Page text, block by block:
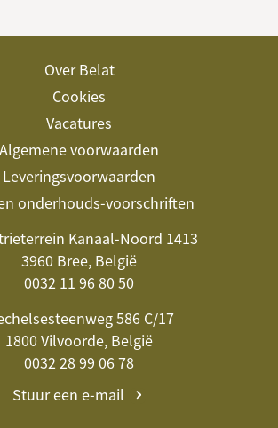
Over Belat
Cookies
Vacatures
Algemene voorwaarden
Leveringsvoorwaarden
onderhouds-voorschriften
Kanaal-Noord 1413
3960 Bree, België
0032 11 96 80 50
586 C/17
1800 Vilvoorde, België
0032 28 99 06 78
Stuur een e-mail